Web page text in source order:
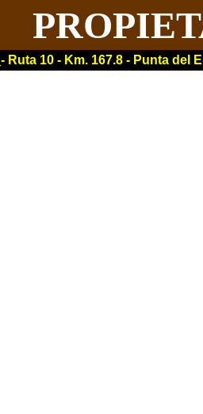
- Ruta 10 - Km. 167.8 - Punta del